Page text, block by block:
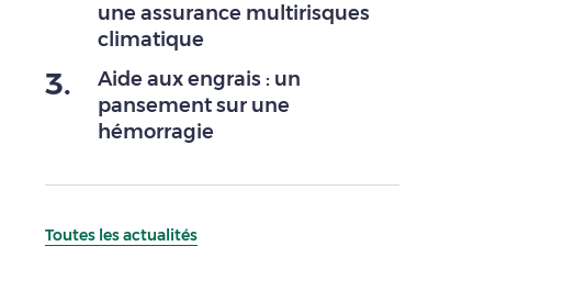
une assurance multirisques
climatique
3.
Aide aux engrais : un
pansement sur une
hémorragie
Toutes les actualités